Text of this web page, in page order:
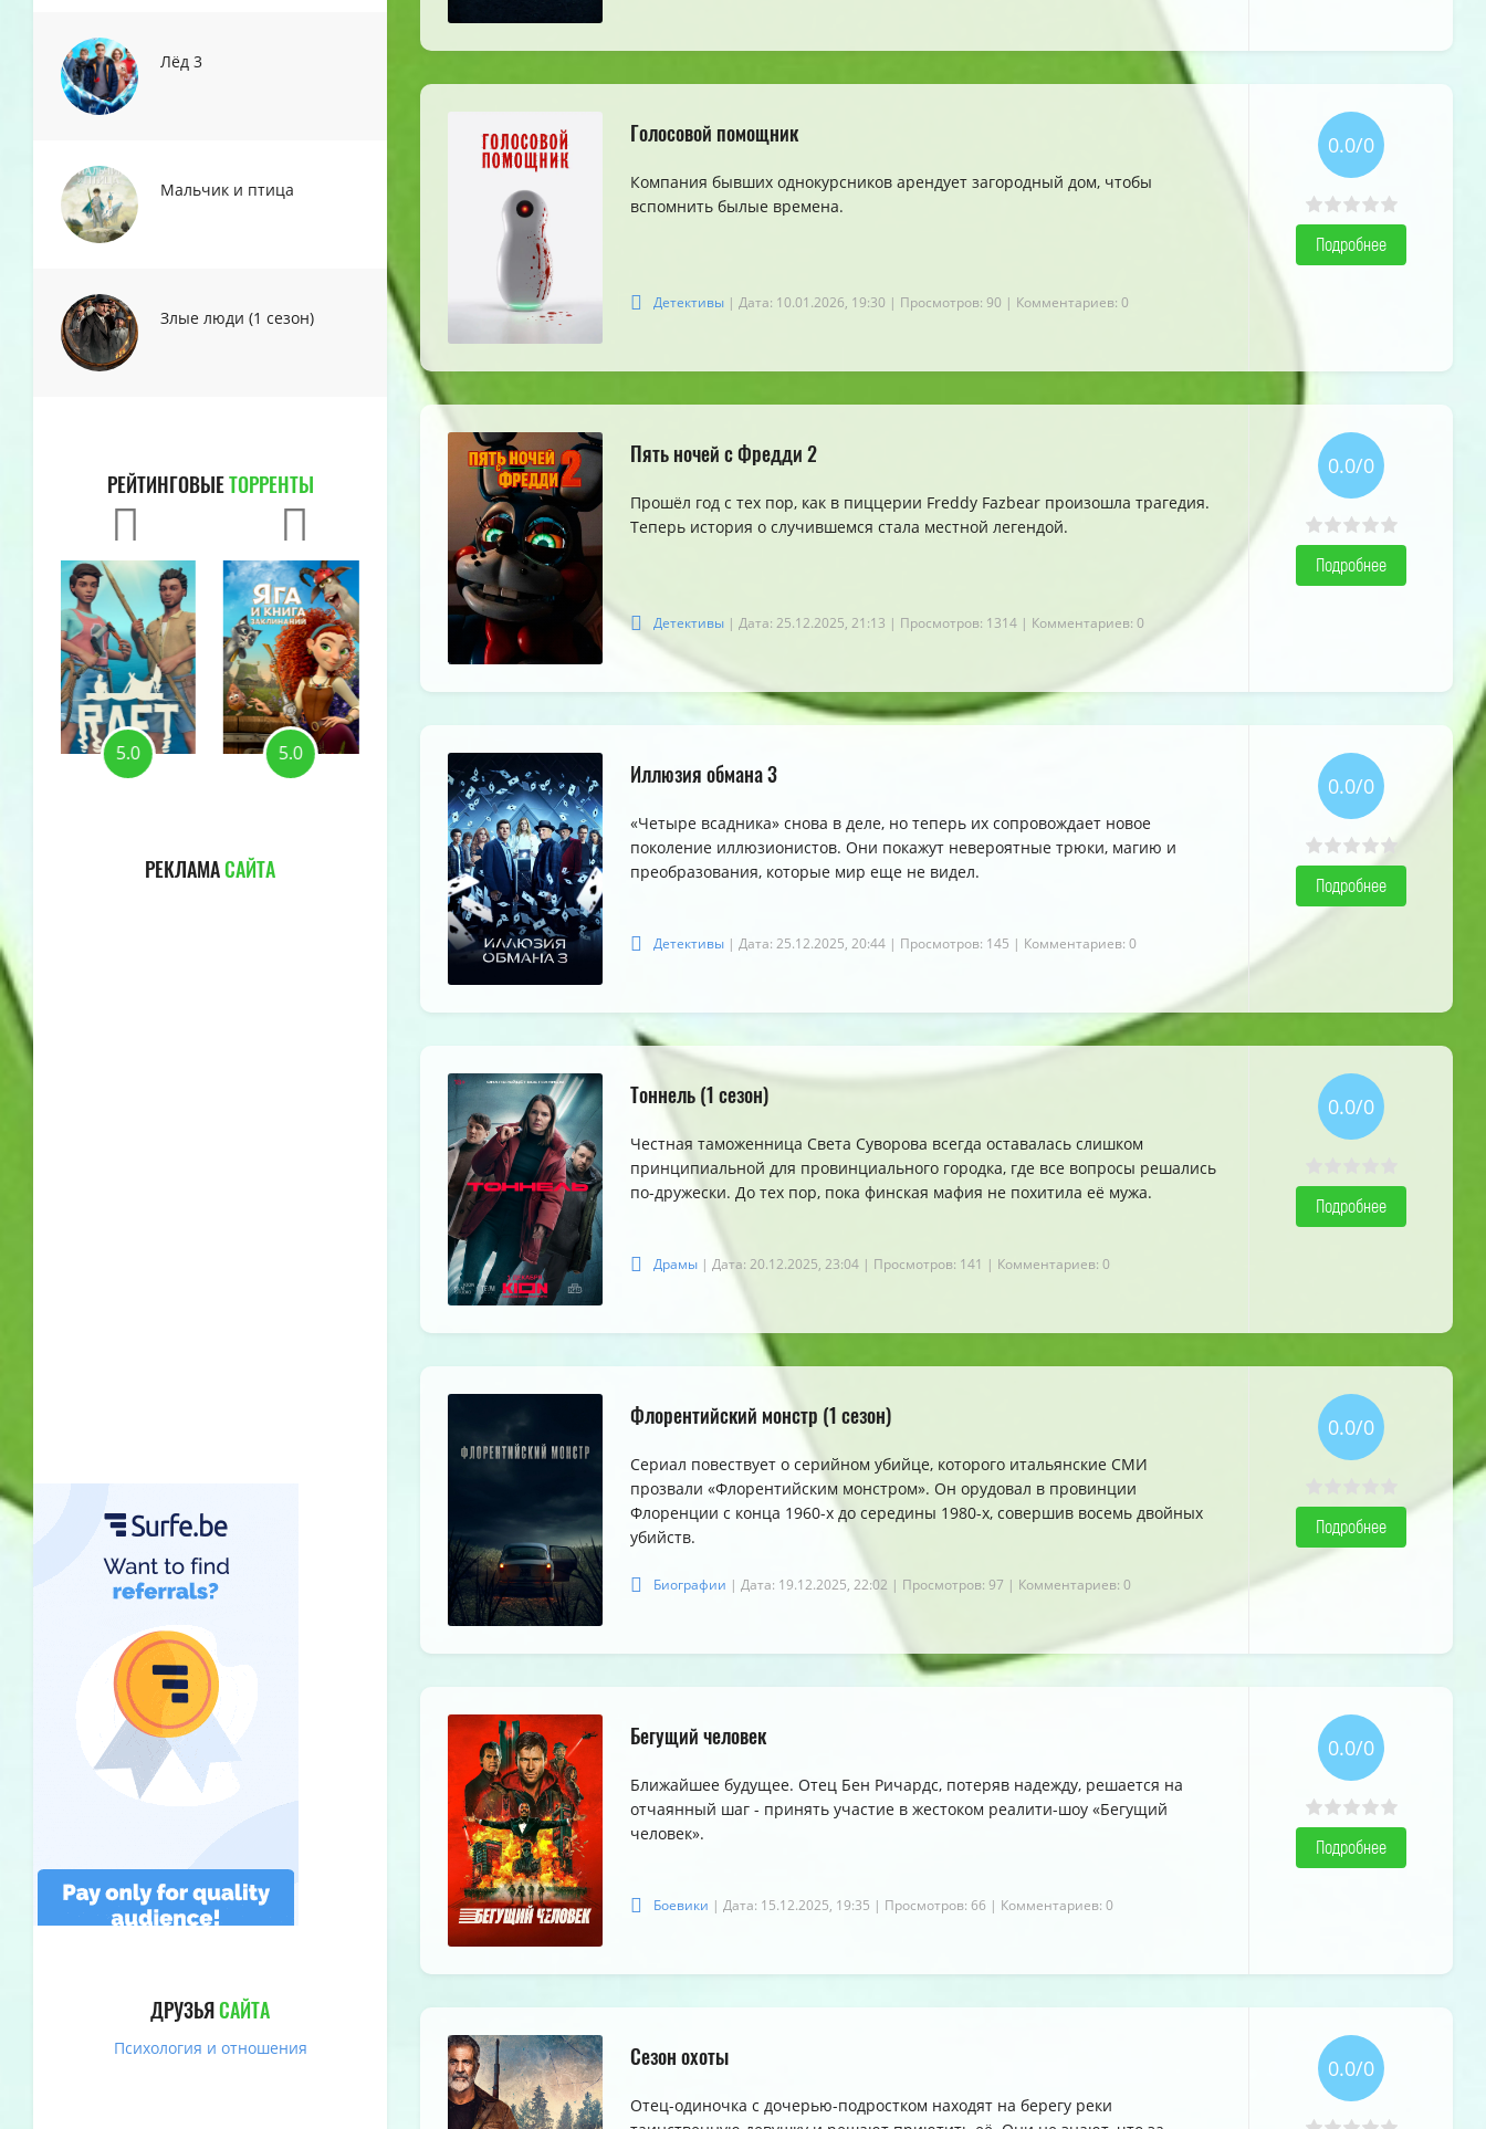
Лёд 3
Мальчик и птица
Злые люди (1 сезон)
РЕЙТИНГОВЫЕТОРРЕНТЫ
5.0 5.0 5.0
РЕКЛАМАСАЙТА
ДРУЗЬЯСАЙТА
Психология и отношения
Голосовой помощник
Компания бывших однокурсников арендует загородный дом, чтобы
вспомнить былые времена.
Детективы | Дата: 10.01.2026, 19:30 | Просмотров: 90 | Комментариев: 0
0.0/0
Подробнее
Пять ночей с Фредди 2
Прошёл год с тех пор, как в пиццерии Freddy Fazbear произошла трагедия.
Теперь история о случившемся стала местной легендой.
Детективы | Дата: 25.12.2025, 21:13 | Просмотров: 1314 | Комментариев: 0
0.0/0
Подробнее
Иллюзия обмана 3
«Четыре всадника» снова в деле, но теперь их сопровождает новое
поколение иллюзионистов. Они покажут невероятные трюки, магию и
преобразования, которые мир еще не видел.
Детективы | Дата: 25.12.2025, 20:44 | Просмотров: 145 | Комментариев: 0
0.0/0
Подробнее
Тоннель (1 сезон)
Честная таможенница Света Суворова всегда оставалась слишком
принципиальной для провинциального городка, где все вопросы решались
по-дружески. До тех пор, пока финская мафия не похитила её мужа.
Драмы | Дата: 20.12.2025, 23:04 | Просмотров: 141 | Комментариев: 0
0.0/0
Подробнее
Флорентийский монстр (1 сезон)
Сериал повествует о серийном убийце, которого итальянские СМИ
прозвали «Флорентийским монстром». Он орудовал в провинции
Флоренции с конца 1960-х до середины 1980-х, совершив восемь двойных
убийств.
Биографии | Дата: 19.12.2025, 22:02 | Просмотров: 97 | Комментариев: 0
0.0/0
Подробнее
Бегущий человек
Ближайшее будущее. Отец Бен Ричардс, потеряв надежду, решается на
отчаянный шаг - принять участие в жестоком реалити-шоу «Бегущий
человек».
Боевики | Дата: 15.12.2025, 19:35 | Просмотров: 66 | Комментариев: 0
0.0/0
Подробнее
Сезон охоты
Отец-одиночка с дочерью-подростком находят на берегу реки
0.0/0